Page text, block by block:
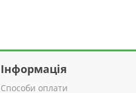
Інформація
Способи оплати